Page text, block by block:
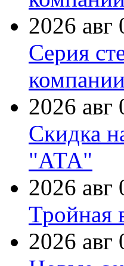
2026 авг
Серия
2026 авг
Скидка
"АТА"
2026 авг
Тройная
2026 авг